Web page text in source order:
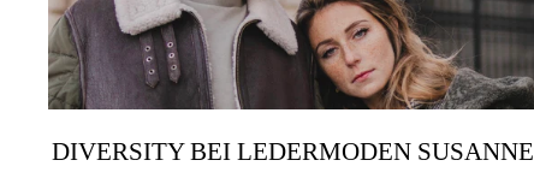
DIVERSITY BEI LEDERMODEN SUSANNE